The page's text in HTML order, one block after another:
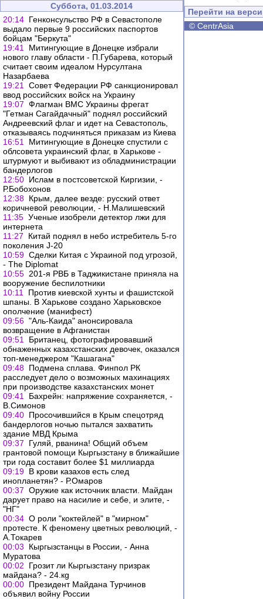
Суббота, 01.03.2014
20:14 Генконсульство РФ в Севастополе
выдало первые 9 российских паспортов
бойцам "Беркута"
19:41
Митингующие в Донецке избрали
нового главу области - П.Губарева, который
считает своим идеалом Нурсултана
Назарбаева
19:21
Совет Федерации РФ санкционировал
ввод российских войск на Украину
19:07 Флагман ВМС Украины фрегат
"Гетман Сагайдачный" поднял российский
Андреевский флаг и идет на Севастополь,
отказываясь подчиняться приказам из Киева
16:51
Митингующие в Донецке спустили с
облсовета украинский флаг, в Харькове -
штурмуют и выбивают из обладминистрации
бандерлогов
12:50 Ислам в постсоветской Киргизии, -
Р.Бобохонов
12:38 Крым, далее везде: русский ответ
коричневой революции, - Н.Малишевский
11:35 Ученые изобрели детектор лжи для
интернета
11:27
Китай поднял в небо истребитель 5-го
поколения J-20
10:59 Сделки Китая с Украиной под угрозой,
- The Diplomat
10:55 201-я РВБ в Таджикистане приняла на
вооружение беспилотники
10:11
Против киевской хунты и фашистской
шпаны. В Харькове создано Харьковское
ополчение (манифест)
09:56 "Аль-Каида" анонсировала
возвращение в Афганистан
09:51
Британец, фотографировавший
обнаженных казахстанских девочек, оказался
топ-менеджером "Кашагана"
09:48 Подмена сплава. Финпол РК
расследует дело о возможных махинациях
при производстве казахстанских монет
09:41
Бахрейн: напряжение сохраняется, -
В.Симонов
09:40 Просочившийся в Крым спецотряд
бандерлогов ночью пытался захватить
здание МВД Крыма
09:37
Гуляй, рванина! Общий объем
грантовой помощи Кыргызстану в ближайшие
три года составит более $1 миллиарда
09:19 В крови казахов есть след
инопланетян? - Р.Омаров
00:37 Оружие как источник власти. Майдан
дарует право на насилие и себе, и элите, -
"НГ"
00:34 О роли "коктейлей" в "мирном"
протесте. К феномену цветных революций, -
А.Токарев
00:03
Кыргызстанцы в России, - Анна
Муратова
00:02
Грозит ли Кыргызстану призрак
майдана? - 24.кg
00:00 Президент Майдана Турчинов
объявил войну России
Перейти на
© CentrAsia